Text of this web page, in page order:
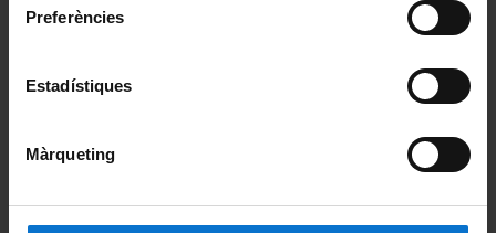
Preferències
Estadístiques
Màrqueting
Horaris de classe
Organització i metodologia docent
Plans docents